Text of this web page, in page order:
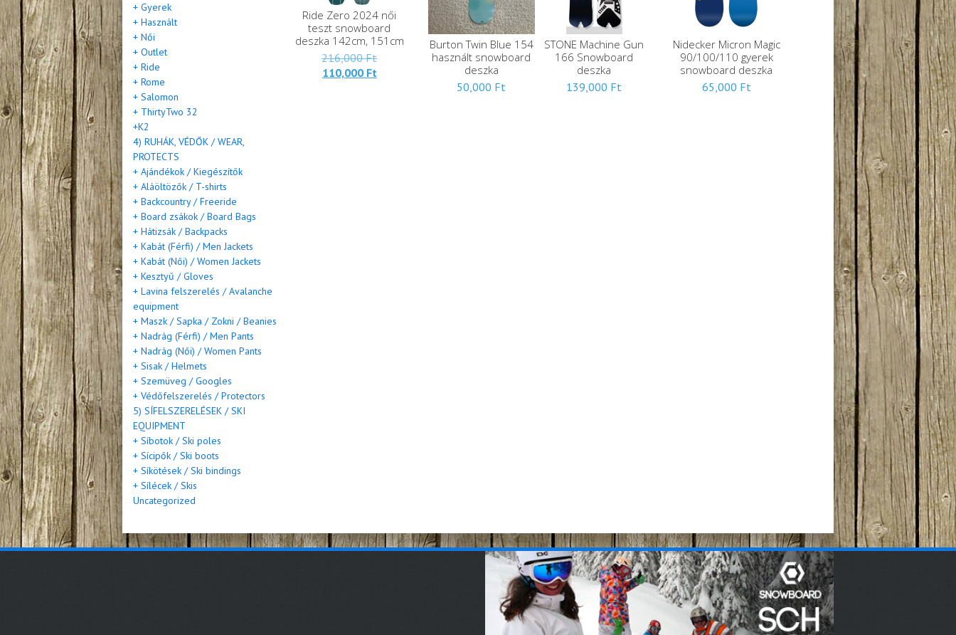
Ride Zero 2024 női
teszt snowboard
deszka 142cm, 151cm
216,000FtEredeti
110,000 FtJelenlegi
Burton Twin Blue 154
használt snowboard
deszka
50,000 Ft
STONE Machine Gun
166 Snowboard
deszka
139,000 Ft
Nidecker Micron Magic
90/100/110 gyerek
snowboard deszka
65,000 Ft
+ Gyerek
+ Használt
+ Női
+ Outlet
+ Ride
+ Rome
+ Salomon
+ ThirtyTwo 32
+K2
4) RUHÁK, VÉDŐK / WEAR,
PROTECTS
+ Ajándékok / Kiegészítők
+ Aláöltözők / T-shirts
+ Backcountry / Freeride
+ Board zsákok / Board Bags
+ Hátizsák / Backpacks
+ Kabát (Férfi) / Men Jackets
+ Kabát (Női) / Women Jackets
+ Kesztyű / Gloves
+ Lavina felszerelés / Avalanche
equipment
+ Maszk / Sapka / Zokni / Beanies
+ Nadrág (Férfi) / Men Pants
+ Nadrág (Női) / Women Pants
+ Sisak / Helmets
+ Szemüveg / Googles
+ Védőfelszerelés / Protectors
5) SÍFELSZERELÉSEK / SKI
EQUIPMENT
+ Síbotok / Ski poles
+ Sícipők / Ski boots
+ Síkötések / Ski bindings
+ Sílécek / Skis
Uncategorized